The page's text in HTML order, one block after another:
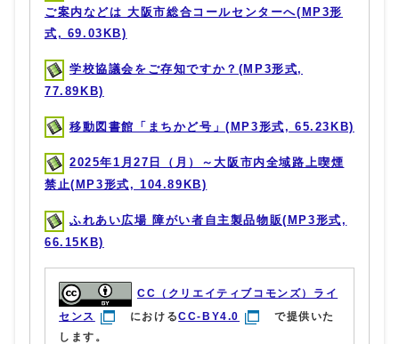
ご案内などは 大阪市総合コールセンターへ(MP3形
式, 69.03KB)
学校協議会をご存知ですか？(MP3形式,
77.89KB)
移動図書館「まちかど号」(MP3形式, 65.23KB)
2025年1月27日（月）～大阪市内全域路上喫煙
禁止(MP3形式, 104.89KB)
ふれあい広場 障がい者自主製品物販(MP3形式,
66.15KB)
CC（クリエイティブコモンズ）ライ
センス
におけるCC-BY4.0
で提供いた
します。